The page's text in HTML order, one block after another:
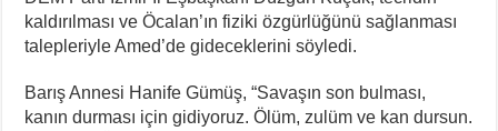
kaldırılması ve Öcalan’ın fiziki özgürlüğünü sağlanması
talepleriyle Amed’de gideceklerini söyledi.
Barış Annesi Hanife Gümüş, “Savaşın son bulması,
kanın durması için gidiyoruz. Ölüm, zulüm ve kan dursun.